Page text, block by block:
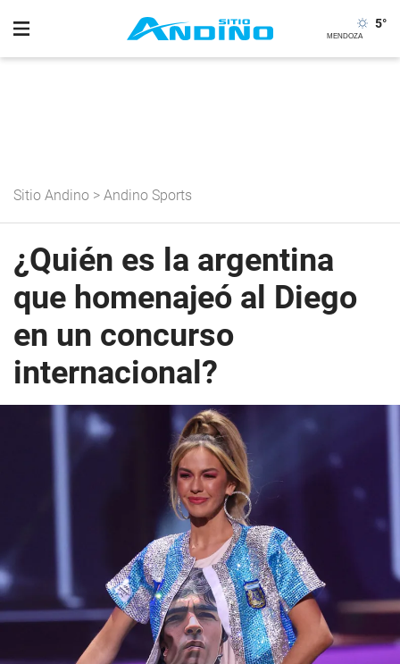
5°
Sitio Andino > Andino Sports
¿Quién es la argentina
que homenajeó al Diego
en un concurso
internacional?